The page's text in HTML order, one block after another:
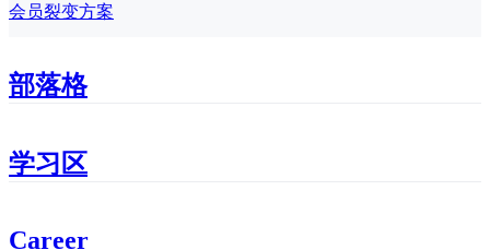
会员裂变方案
部落格
学习区
Career